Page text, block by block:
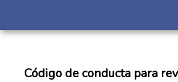
Código de conducta para